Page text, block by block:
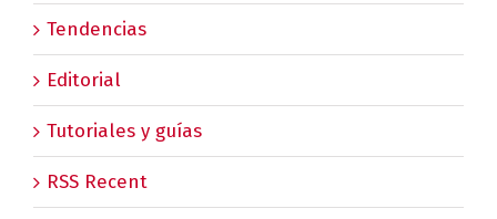
Tendencias
Editorial
Tutoriales y guías
RSS Recent